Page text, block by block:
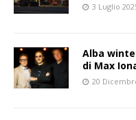
3 Luglio
Alba
di Max
20